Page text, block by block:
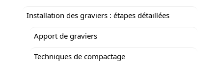
Installation des graviers : étapes détaillées
Apport de graviers
Techniques de compactage